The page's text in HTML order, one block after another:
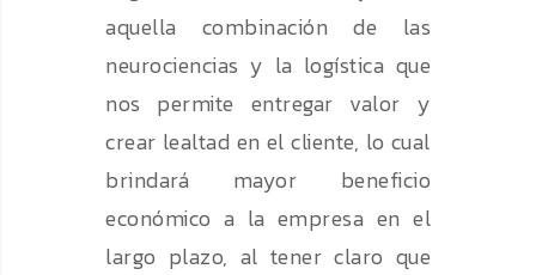
aquella combinación de las
neurociencias y la logística que
nos permite entregar valor y
crear lealtad en el cliente, lo cual
brindará mayor beneficio
económico a la empresa en el
largo plazo, al tener claro que